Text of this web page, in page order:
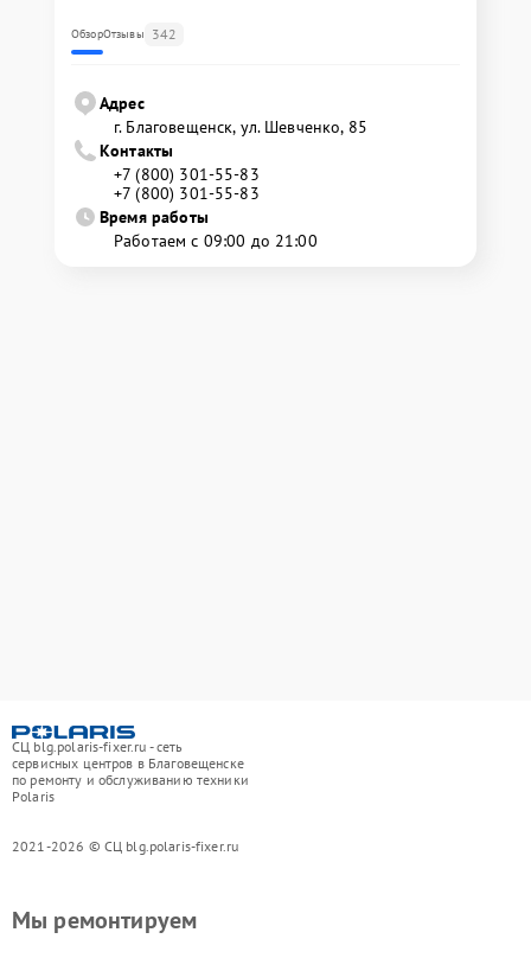
ОбзорОтзывы 342
Адрес
г. Благовещенск, ул. Шевченко, 85
Контакты
+7 (800) 301-55-83
+7 (800) 301-55-83
Время работы
Работаем с 09:00 до 21:00
СЦ blg.polaris-fixer.ru - сеть
сервисных центров в Благовещенске
по ремонту и обслуживанию техники
Polaris
2021-2026 © СЦ blg.polaris-fixer.ru
Мы ремонтируем